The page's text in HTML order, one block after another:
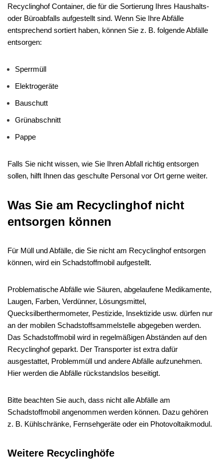
Recyclinghof Container, die für die Sortierung Ihres Haushalts-
oder Büroabfalls aufgestellt sind. Wenn Sie Ihre Abfälle
entsprechend sortiert haben, können Sie z. B. folgende Abfälle
entsorgen:
Sperrmüll
Elektrogeräte
Bauschutt
Grünabschnitt
Pappe
Falls Sie nicht wissen, wie Sie Ihren Abfall richtig entsorgen
sollen, hilft Ihnen das geschulte Personal vor Ort gerne weiter.
Was Sie am Recyclinghof nicht
entsorgen können
Für Müll und Abfälle, die Sie nicht am Recyclinghof entsorgen
können, wird ein Schadstoffmobil aufgestellt.
Problematische Abfälle wie Säuren, abgelaufene Medikamente,
Laugen, Farben, Verdünner, Lösungsmittel,
Quecksilberthermometer, Pestizide, Insektizide usw. dürfen nur
an der mobilen Schadstoffsammelstelle abgegeben werden.
Das Schadstoffmobil wird in regelmäßigen Abständen auf den
Recyclinghof geparkt. Der Transporter ist extra dafür
ausgestattet, Problemmüll und andere Abfälle aufzunehmen.
Hier werden die Abfälle rückstandslos beseitigt.
Bitte beachten Sie auch, dass nicht alle Abfälle am
Schadstoffmobil angenommen werden können. Dazu gehören
z. B. Kühlschränke, Fernsehgeräte oder ein Photovoltaikmodul.
Weitere Recyclinghöfe